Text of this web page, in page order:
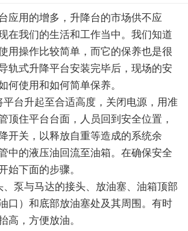
应用的增多，升降台的市场供不应
在我们的生活和工作当中。我们知道
用操作比较简单，而它的保养也是很
轨式升降平台安装完毕后，现场的安
何使用和如何简单保养。
平台升起至合适高度，关闭电源，用准
顶住平台台面，人员回到安全位置，
开关，以释放自重等造成的系统余
中的液压油回流至油箱。在确保安全
始下面的步骤。
、泵与马达的接头、放油塞、油箱顶部
口）和底部放油塞处及其周围。有时
高，方便放油。